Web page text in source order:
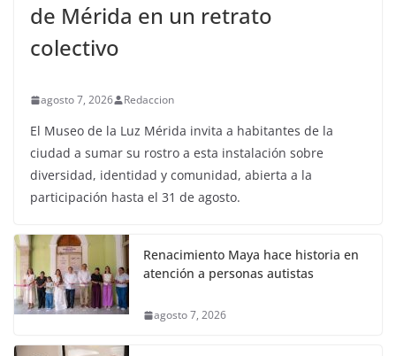
de Mérida en un retrato
colectivo
agosto 7, 2026 Redaccion
El Museo de la Luz Mérida invita a habitantes de la
ciudad a sumar su rostro a esta instalación sobre
diversidad, identidad y comunidad, abierta a la
participación hasta el 31 de agosto.
Renacimiento Maya hace historia en
atención a personas autistas
agosto 7, 2026